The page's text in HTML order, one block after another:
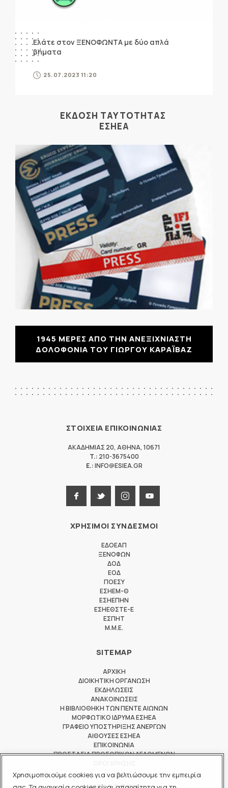
Χρησιμοποιούμε cookies για να βελτιώσουμε την εμπειρία
Ελάτε στον ΞΕΝΟΦΩΝΤΑ με δύο απλά
βήματα
25.07.2023 11:20
ΕΚΔΟΣΗ ΤΑΥΤΟΤΗΤΑΣ
ΕΣΗΕΑ
1945 ΜΕΡΕΣ ΑΠΟ ΤΗΝ ΑΝΕΞΙΧΝΙΑΣΤΗ
ΔΟΛΟΦΟΝΙΑ ΤΟΥ ΓΙΩΡΓΟΥ ΚΑΡΑΪΒΑΖ
ΣΤΟΙΧΕΙΑ ΕΠΙΚΟΙΝΩΝΙΑΣ
ΑΚΑΔΗΜΙΑΣ 20, ΑΘΗΝΑ, 10671
T.: 210-3675400
E.:INFO@ESIEA.GR
ΧΡΗΣΙΜΟΙ ΣΥΝΔΕΣΜΟΙ
ΕΔΟΕΑΠ
ΞΕΝΟΦΩΝ
ΔΟΔ
ΕΟΔ
ΠΟΕΣΥ
ΕΣΗΕΜ-Θ
ΕΣΗΕΠΗΝ
ΕΣΗΕΘΣΤΕ-Ε
ΕΣΠΗΤ
M.M.E.
SITEMAP
ΑΡΧΙΚΗ
ΔΙΟΙΚΗΤΙΚΗ ΟΡΓΑΝΩΣΗ
ΕΚΔΗΛΩΣΕΙΣ
ΑΝΑΚΟΙΝΩΣΕΙΣ
Η ΒΙΒΛΙΟΘΗΚΗ ΤΩΝ ΠΕΝΤΕ ΑΙΩΝΩΝ
ΜΟΡΦΩΤΙΚΟ ΙΔΡΥΜΑ ΕΣΗΕΑ
ΓΡΑΦΕΙΟ ΥΠΟΣΤΗΡΙΞΗΣ ΑΝΕΡΓΩΝ
ΑΙΘΟΥΣΕΣ ΕΣΗΕΑ
ΕΠΙΚΟΙΝΩΝΙΑ
ΠΡΟΣΤΑΣΙΑ ΠΡΟΣΩΠΙΚΩΝ ΔΕΔΟΜΕΝΩΝ